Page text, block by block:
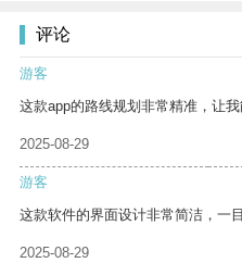
评论
游客
这款app的路线规划非常精准，让我
2025-08-29
游客
这款软件的界面设计非常简洁，一目
2025-08-29